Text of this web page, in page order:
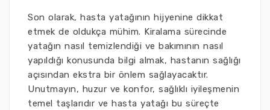
Son olarak, hasta yatağının hijyenine dikkat
etmek de oldukça mühim. Kiralama sürecinde
yatağın nasıl temizlendiği ve bakımının nasıl
yapıldığı konusunda bilgi almak, hastanın sağlığı
açısından ekstra bir önlem sağlayacaktır.
Unutmayın, huzur ve konfor, sağlıklı iyileşmenin
temel taşlarıdır ve hasta yatağı bu süreçte